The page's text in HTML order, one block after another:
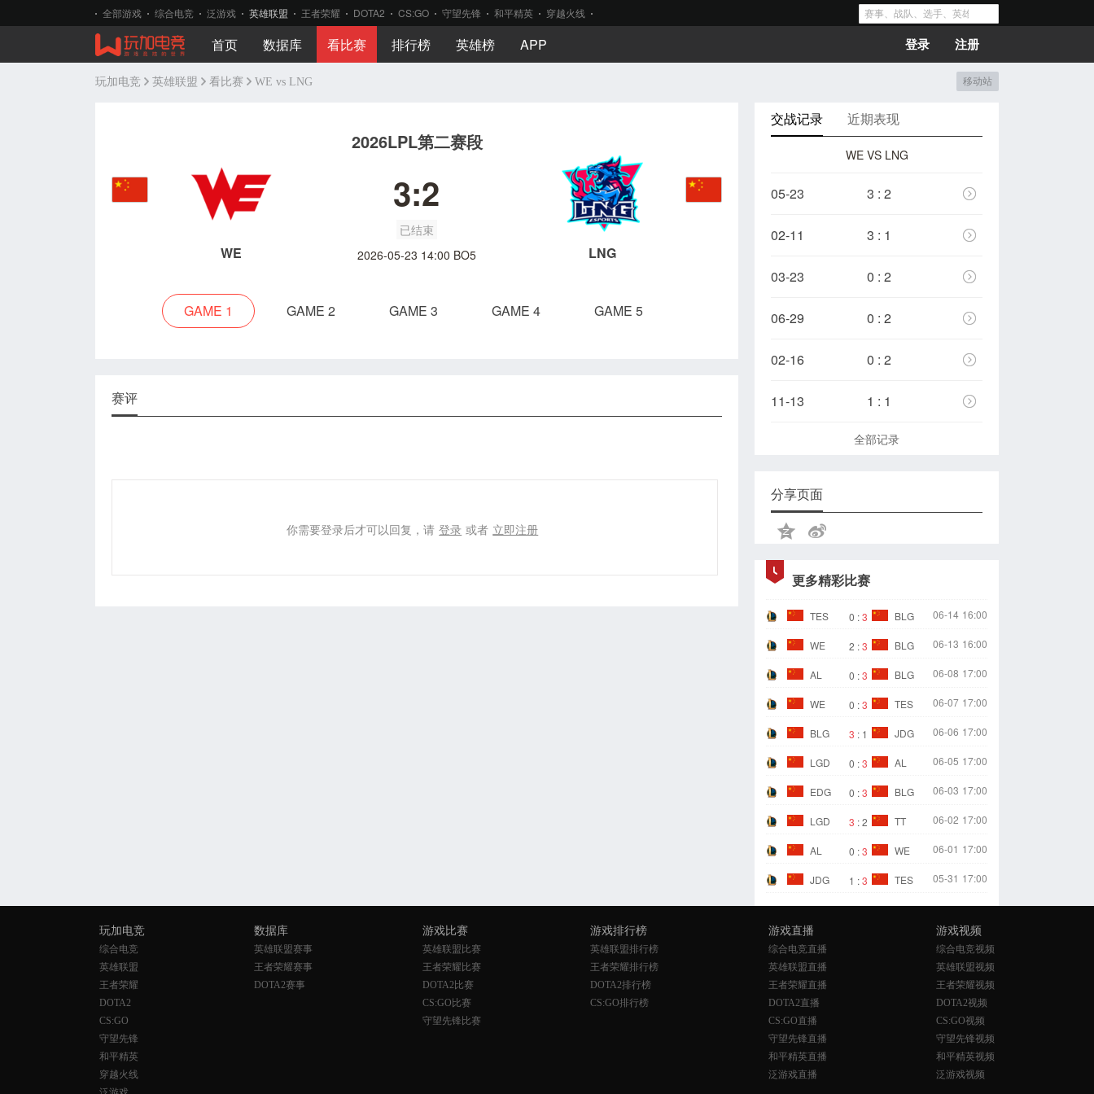
全部游戏 综合电竞 泛游戏 英雄联盟 王者荣耀 DOTA2 CS:GO 守望先锋 和平精英 穿越火线
首页 数据库 看比赛 排行榜 英雄榜 APP 登录 注册
玩加电竞 英雄联盟 看比赛 WE vs LNG 移动站
2026LPL第二赛段
WE
3:2
已结束
2026-05-23 14:00 BO5
LNG
GAME 1 GAME 2 GAME 3 GAME 4 GAME 5
赛评
你需要登录后才可以回复，请 登录 或者 立即注册
交战记录 近期表现
WE VS LNG
05-23 3 : 2
02-11 3 : 1
03-23 0 : 2
06-29 0 : 2
02-16 0 : 2
11-13 1 : 1
全部记录
分享页面
更多精彩比赛
TES 0 :3 BLG 06-14 16:00
WE 2 :3 BLG 06-13 16:00
AL 0 :3 BLG 06-08 17:00
WE 0 :3 TES 06-07 17:00
BLG 3 : 1 JDG 06-06 17:00
LGD 0 :3 AL 06-05 17:00
EDG 0 :3 BLG 06-03 17:00
LGD 3 :2 TT 06-02 17:00
AL 0 :3 WE 06-01 17:00
JDG 1 :3 TES 05-31 17:00
玩加电竞
综合电竞
英雄联盟
王者荣耀
DOTA2
CS:GO
守望先锋
和平精英
穿越火线
数据库
英雄联盟赛事
王者荣耀赛事
DOTA2赛事
游戏比赛
英雄联盟比赛
王者荣耀比赛
DOTA2比赛
CS:GO比赛
守望先锋比赛
游戏排行榜
英雄联盟排行榜
王者荣耀排行榜
DOTA2排行榜
CS:GO排行榜
游戏直播
综合电竞直播
英雄联盟直播
王者荣耀直播
DOTA2直播
CS:GO直播
守望先锋直播
和平精英直播
泛游戏直播
游戏视频
综合电竞视频
英雄联盟视频
王者荣耀视频
DOTA2视频
CS:GO视频
守望先锋视频
和平精英视频
泛游戏视频